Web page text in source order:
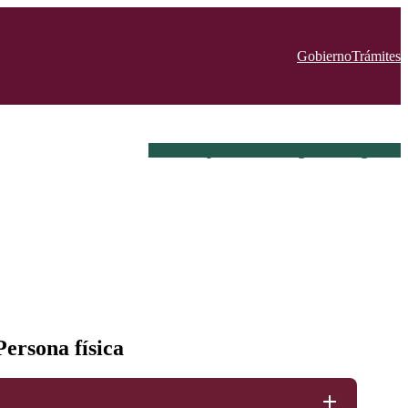
GobiernoTrámites
física